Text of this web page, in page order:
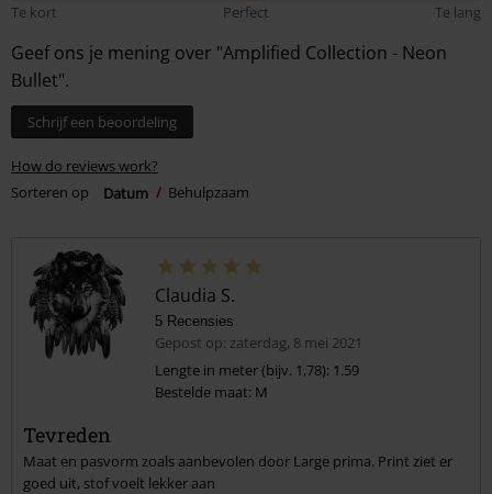
Te kort
Perfect Te lang
Geef ons je mening over "Amplified Collection - Neon
Bullet".
Schrijf een beoordeling
How do reviews work?
Sorteren op
Datum Behulpzaam
Claudia S.
5 Recensies
Gepost op: zaterdag, 8 mei 2021
Lengte in meter (bijv. 1,78): 1.59
Bestelde maat: M
Tevreden
Maat en pasvorm zoals aanbevolen door Large prima. Print ziet er
goed uit, stof voelt lekker aan